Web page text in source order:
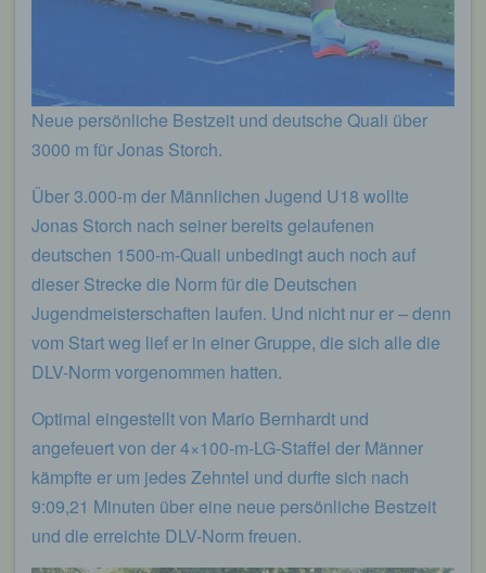
Neue persönliche Bestzeit und deutsche Quali über
3000 m für Jonas Storch.
Über 3.000-m der Männlichen Jugend U18 wollte
Jonas Storch nach seiner bereits gelaufenen
deutschen 1500-m-Quali unbedingt auch noch auf
dieser Strecke die Norm für die Deutschen
Jugendmeisterschaften laufen. Und nicht nur er – denn
vom Start weg lief er in einer Gruppe, die sich alle die
DLV-Norm vorgenommen hatten.
Optimal eingestellt von Mario Bernhardt und
angefeuert von der 4×100-m-LG-Staffel der Männer
kämpfte er um jedes Zehntel und durfte sich nach
9:09,21 Minuten über eine neue persönliche Bestzeit
und die erreichte DLV-Norm freuen.
Durch den Einsatz von Cookies kann den Nutzern
dieser Internetseite nutzerfreundlichere Services
möglich wären.
Mittels eines Cookies können die Informationen
und Angebote auf unserer Internetseite im Sinne
ermöglichen uns, wie bereits erwähnt, die
Benutzer unserer Internetseite wiederzuerkennen.
Nutzern die Verwendung unserer Internetseite zu
erleichtern. Der Benutzer einer Internetseite, die
Cookies verwendet, muss beispielsweise nicht bei
jedem Besuch der Internetseite erneut seine
Zugangsdaten eingeben, weil dies von der
Internetseite und dem auf dem Computersystem
wird. Ein weiteres Beispiel ist das Cookie eines
Warenkorbes im Online-Shop. Der Online-Shop
merkt sich die Artikel, die ein Kunde in den
virtuellen Warenkorb gelegt hat, über ein Cookie.
Die betroffene Person kann die Setzung von
Cookies durch unsere Internetseite jederzeit
mittels einer entsprechenden Einstellung des